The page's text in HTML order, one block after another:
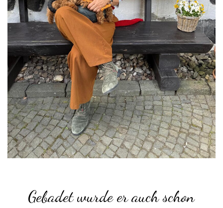
Gebadet wurde er auch schon